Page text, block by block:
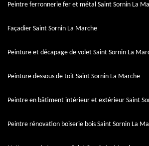
Peintre ferronnerie fer et métal Saint Sornin La
Façadier Saint Sornin La Marche
Peinture et décapage de volet Saint Sornin La
Peinture dessous de toit Saint Sornin La Marche
Peintre en bâtiment intérieur et extérieur Saint
Peintre rénovation boiserie bois Saint Sornin La